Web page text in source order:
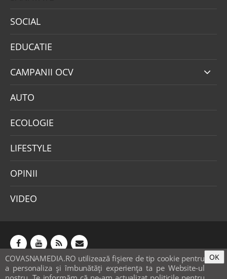
SOCIAL
EDUCATIE
CAMPANII OCV
AUTO
ECOLOGIE
LIFESTYLE
OPINII
VIDEO
COVASNAMEDIA.RO utilizează fişiere de tip cookie pentru
a personaliza și îmbunătăți experiența ta pe Website-ul
OK
Abonamente Publicitate
Mica publicitate
Contact
Sondaje POLITICA COOKIE-URI & GDPR